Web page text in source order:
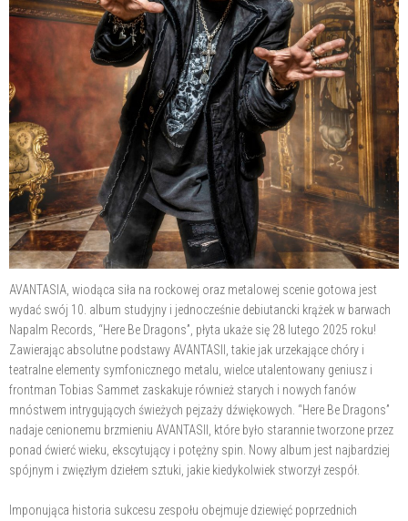
AVANTASIA, wiodąca siła na rockowej oraz metalowej scenie gotowa jest
wydać swój 10. album studyjny i jednocześnie debiutancki krążek w barwach
Napalm Records, “Here Be Dragons”, płyta ukaże się 28 lutego 2025 roku!
Zawierając absolutne podstawy AVANTASII, takie jak urzekające chóry i
teatralne elementy symfonicznego metalu, wielce utalentowany geniusz i
frontman Tobias Sammet zaskakuje również starych i nowych fanów
mnóstwem intrygujących świeżych pejzaży dźwiękowych. “Here Be Dragons”
nadaje cenionemu brzmieniu AVANTASII, które było starannie tworzone przez
ponad ćwierć wieku, ekscytujący i potężny spin. Nowy album jest najbardziej
spójnym i zwięzłym dziełem sztuki, jakie kiedykolwiek stworzył zespół.
Imponująca historia sukcesu zespołu obejmuje dziewięć poprzednich